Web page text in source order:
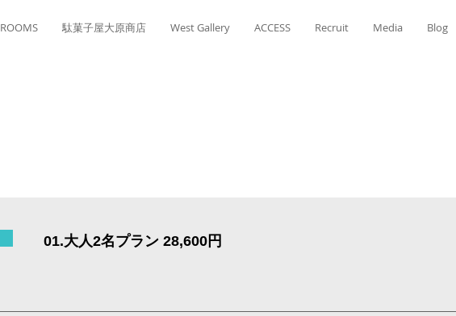
ROOMS 駄菓子屋大原商店 West Gallery ACCESS Recruit Media Blog
01.大人2名プラン 28,600円